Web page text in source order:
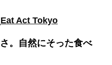
Eat Act Tokyo
。自然にそった食べ